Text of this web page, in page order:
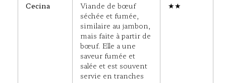
Cecina
Viande de bœuf
séchée et fumée,
similaire au jambon,
mais faite à partir de
bœuf. Elle a une
saveur fumée et
salée et est souvent
servie en tranches
★★